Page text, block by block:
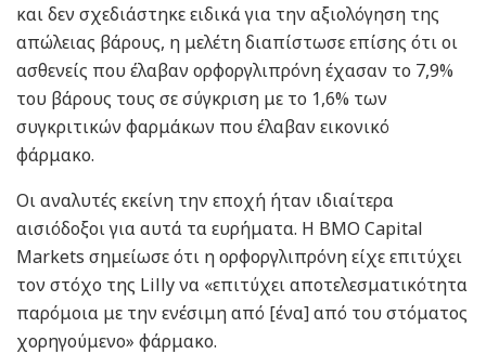
και δεν σχεδιάστηκε ειδικά για την αξιολόγηση της
απώλειας βάρους, η μελέτη διαπίστωσε επίσης ότι οι
ασθενείς που έλαβαν ορφοργλιπρόνη έχασαν το 7,9%
του βάρους τους σε σύγκριση με το 1,6% των
συγκριτικών φαρμάκων που έλαβαν εικονικό
φάρμακο.
Οι αναλυτές εκείνη την εποχή ήταν ιδιαίτερα
αισιόδοξοι για αυτά τα ευρήματα. Η BMO Capital
Markets σημείωσε ότι η ορφοργλιπρόνη είχε επιτύχει
τον στόχο της Lilly να «επιτύχει αποτελεσματικότητα
παρόμοια με την ενέσιμη από [ένα] από του στόματος
χορηγούμενο» φάρμακο.